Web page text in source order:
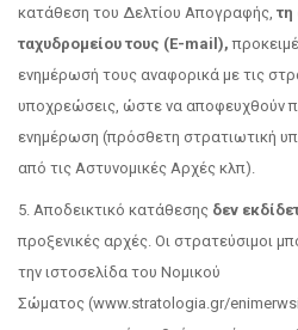
κατάθεση του Δελτίου Απογραφής, τη
ταχυδρομείου τους (E-mail),
ενημέρωσή τους αναφορικά με τις
υποχρεώσεις, ώστε να αποφευχθούν
ενημέρωση (πρόσθετη στρατιωτική
από τις Αστυνομικές Αρχές κλπ).
5. Αποδεικτικό κατάθεσης δεν
προξενικές αρχές. Οι στρατεύσιμοι
την ιστοσελίδα του Νομικού
Σώματος (www.stratologia.gr/